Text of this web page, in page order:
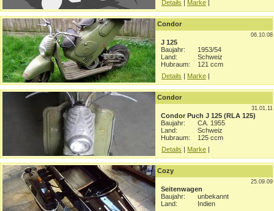
Details | Marke |
Condor
06.10.08
J 125
Baujahr:
1953/54
Land:
Schweiz
Hubraum:
121 ccm
Details | Marke |
Condor
31.01.11
Condor Puch J 125 (RLA 125)
Baujahr:
CA. 1955
Land:
Schweiz
Hubraum:
125 ccm
Details | Marke |
Cozy
25.09.09
Seitenwagen
Baujahr:
unbekannt
Land:
Indien